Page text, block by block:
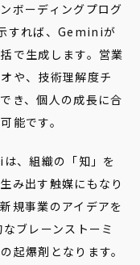
ボーディングプログ
すれば、Geminiが
で生成します。営業
や、技術理解度チ
き、個人の成長に合
能です。
、組織の「知」を
み出す触媒にもなり
規事業のアイデアを
ブレーンストーミ
起爆剤となります。